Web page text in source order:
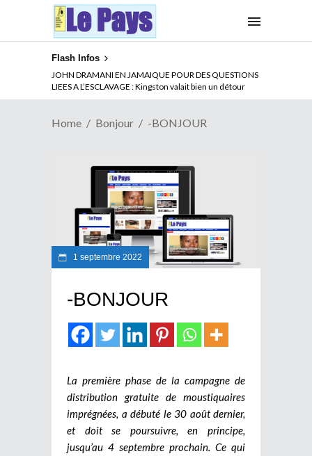
Flash Infos
JOHN DRAMANI EN JAMAIQUE POUR DES QUESTIONS
LIEES A L’ESCLAVAGE : Kingston valait bien un détour
Home Bonjour -BONJOUR
1 septembre 2022
-BONJOUR
La première phase de la campagne de
distribution gratuite de moustiquaires
imprégnées, a débuté le 30 août dernier,
et doit se poursuivre, en principe,
jusqu’au 4 septembre prochain. Ce qui